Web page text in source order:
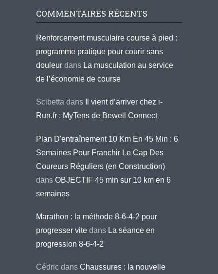
COMMENTAIRES RÉCENTS
Renforcement musculaire course à pied :
programme pratique pour courir sans
douleur dans La musculation au service
de l’économie de course
Scibetta dans
Il vient d’arriver chez i-
Run.fr : MyTens de Bewell Connect
Plan D'entraînement 10 Km En 45 Min : 6
Semaines Pour Franchir Le Cap Des
Coureurs Réguliers (en Construction)
dans OBJECTIF 45 min sur 10 km en 6
semaines
Marathon : la méthode 8-6-4-2 pour
progresser vite dans La séance en
progression 8-6-4-2
Cédric dans Chaussures : la nouvelle